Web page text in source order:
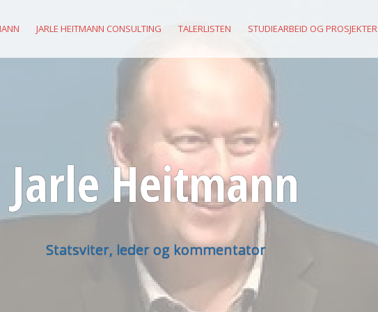
JARLE HEITMANN CONSULTING TALERLISTEN STUDIEARBEID OG PROSJEKTER
Jarle Heitmann
Statsviter, leder og kommentator